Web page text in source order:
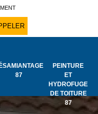
87
PEINTURE
ET
HYDROFUGE
DE TOITURE
87